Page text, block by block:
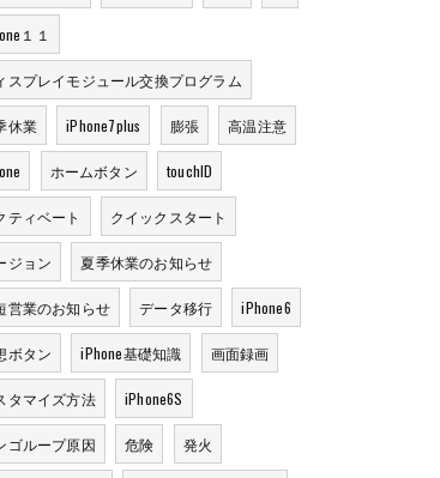
１１
スプレイモジュール交換プログラム
休業 iPhone7plus 膨張 高温注意
ホームボタン touchID
ティベート クイックスタート
ジョン 夏季休業のお知らせ
営業のお知らせ データ移行 iPhone6
ボタン iPhone基礎知識 画面録画
タマイズ方法 iPhone6S
ゴループ原因 危険 発火